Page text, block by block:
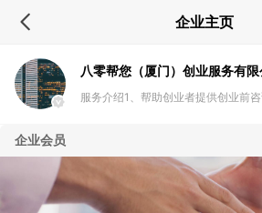
企业主页
八零帮您（厦门）创业服务有限
服务介绍1、帮助创业者提供创业前
务；4、检验报告，条形码，二维码
设，APP建设，微信官网建设；6、
务；7、企业形象VI设计，广告图册
企业会员